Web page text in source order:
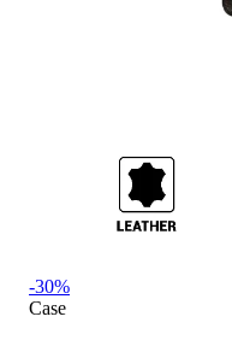
-30%
Case